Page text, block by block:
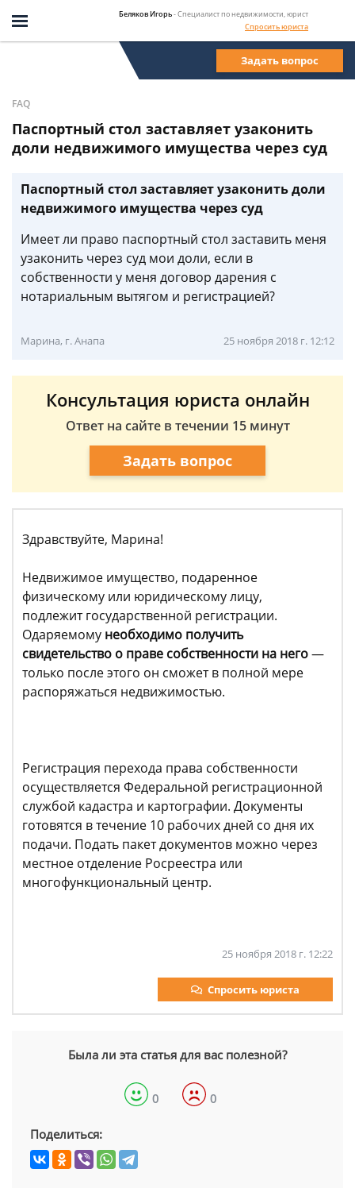
Беляков Игорь- Специалист по недвижимости, юрист
Спросить юриста
Задать вопрос
FAQ
Паспортный стол заставляет узаконить
доли недвижимого имущества через суд
Паспортный стол заставляет узаконить доли
недвижимого имущества через суд
Имеет ли право паспортный стол заставить меня
узаконить через суд мои доли, если в
собственности у меня договор дарения с
нотариальным вытягом и регистрацией?
Марина, г. Анапа 25 ноября 2018 г. 12:12
Консультация юриста онлайн
Ответ на сайте в течении 15 минут
Задать вопрос
Здравствуйте, Марина!
Недвижимое имущество, подаренное
физическому или юридическому лицу,
подлежит государственной регистрации.
Одаряемому необходимо получить
свидетельство о праве собственности на него—
только после этого он сможет в полной мере
распоряжаться недвижимостью.
Регистрация перехода права собственности
осуществляется Федеральной регистрационной
службой кадастра и картографии. Документы
готовятся в течение 10 рабочих дней со дня их
подачи. Подать пакет документов можно через
местное отделение Росреестра или
многофункциональный центр.
25 ноября 2018 г. 12:22
Спросить юриста
Была ли эта статья для вас полезной?
0 0
Поделиться: